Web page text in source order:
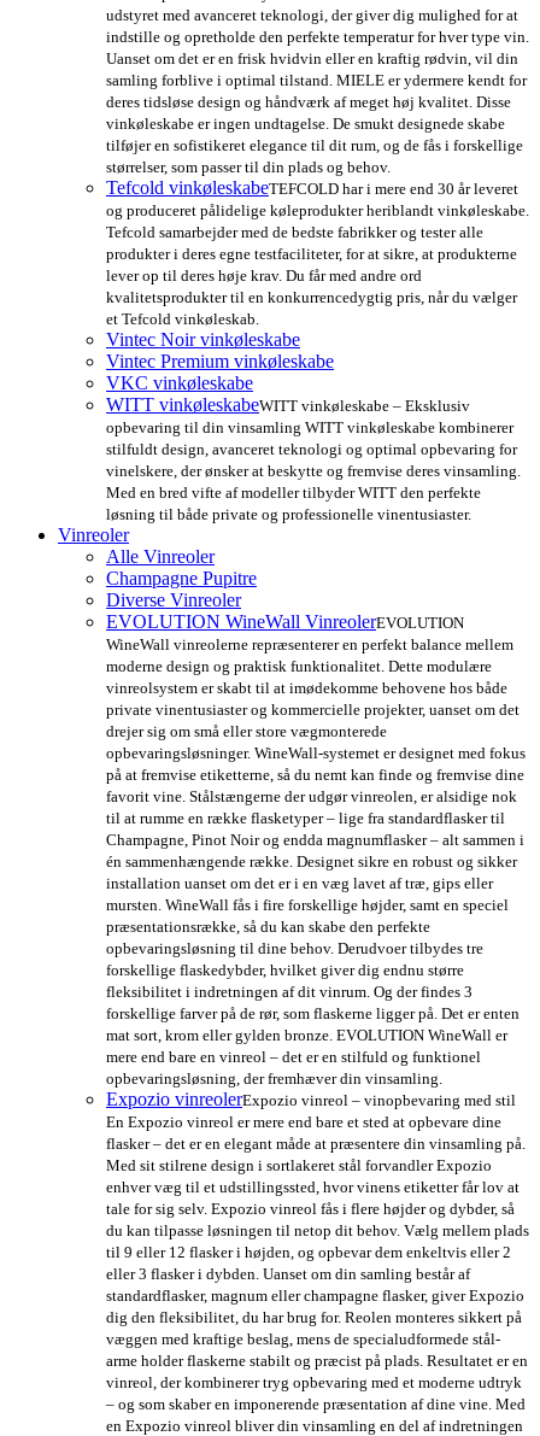
udstyret med avanceret teknologi, der giver dig mulighed for at
indstille og opretholde den perfekte temperatur for hver type vin.
Uanset om det er en frisk hvidvin eller en kraftig rødvin, vil din
samling forblive i optimal tilstand. MIELE er ydermere kendt for
deres tidsløse design og håndværk af meget høj kvalitet. Disse
vinkøleskabe er ingen undtagelse. De smukt designede skabe
tilføjer en sofistikeret elegance til dit rum, og de fås i forskellige
størrelser, som passer til din plads og behov.
Tefcold vinkøleskabeTEFCOLD har i mere end 30 år leveret
og produceret pålidelige køleprodukter heriblandt vinkøleskabe.
Tefcold samarbejder med de bedste fabrikker og tester alle
produkter i deres egne testfaciliteter, for at sikre, at produkterne
lever op til deres høje krav. Du får med andre ord
kvalitetsprodukter til en konkurrencedygtig pris, når du vælger
et Tefcold vinkøleskab.
Vintec Noir vinkøleskabe
Vintec Premium vinkøleskabe
VKC vinkøleskabe
WITT vinkøleskabeWITT vinkøleskabe – Eksklusiv
opbevaring til din vinsamling WITT vinkøleskabe kombinerer
stilfuldt design, avanceret teknologi og optimal opbevaring for
vinelskere, der ønsker at beskytte og fremvise deres vinsamling.
Med en bred vifte af modeller tilbyder WITT den perfekte
løsning til både private og professionelle vinentusiaster.
Vinreoler
Alle Vinreoler
Champagne Pupitre
Diverse Vinreoler
EVOLUTION WineWall VinreolerEVOLUTION
WineWall vinreolerne repræsenterer en perfekt balance mellem
moderne design og praktisk funktionalitet. Dette modulære
vinreolsystem er skabt til at imødekomme behovene hos både
private vinentusiaster og kommercielle projekter, uanset om det
drejer sig om små eller store vægmonterede
opbevaringsløsninger. WineWall-systemet er designet med fokus
på at fremvise etiketterne, så du nemt kan finde og fremvise dine
favorit vine. Stålstængerne der udgør vinreolen, er alsidige nok
til at rumme en række flasketyper – lige fra standardflasker til
Champagne, Pinot Noir og endda magnumflasker – alt sammen i
én sammenhængende række. Designet sikre en robust og sikker
installation uanset om det er i en væg lavet af træ, gips eller
mursten. WineWall fås i fire forskellige højder, samt en speciel
præsentationsrække, så du kan skabe den perfekte
opbevaringsløsning til dine behov. Derudvoer tilbydes tre
forskellige flaskedybder, hvilket giver dig endnu større
fleksibilitet i indretningen af dit vinrum. Og der findes 3
forskellige farver på de rør, som flaskerne ligger på. Det er enten
mat sort, krom eller gylden bronze. EVOLUTION WineWall er
mere end bare en vinreol – det er en stilfuld og funktionel
opbevaringsløsning, der fremhæver din vinsamling.
Expozio vinreolerExpozio vinreol – vinopbevaring med stil
En Expozio vinreol er mere end bare et sted at opbevare dine
flasker – det er en elegant måde at præsentere din vinsamling på.
Med sit stilrene design i sortlakeret stål forvandler Expozio
enhver væg til et udstillingssted, hvor vinens etiketter får lov at
tale for sig selv. Expozio vinreol fås i flere højder og dybder, så
du kan tilpasse løsningen til netop dit behov. Vælg mellem plads
til 9 eller 12 flasker i højden, og opbevar dem enkeltvis eller 2
eller 3 flasker i dybden. Uanset om din samling består af
standardflasker, magnum eller champagne flasker, giver Expozio
dig den fleksibilitet, du har brug for. Reolen monteres sikkert på
væggen med kraftige beslag, mens de specialudformede stål-
arme holder flaskerne stabilt og præcist på plads. Resultatet er en
vinreol, der kombinerer tryg opbevaring med et moderne udtryk
– og som skaber en imponerende præsentation af dine vine. Med
en Expozio vinreol bliver din vinsamling en del af indretningen